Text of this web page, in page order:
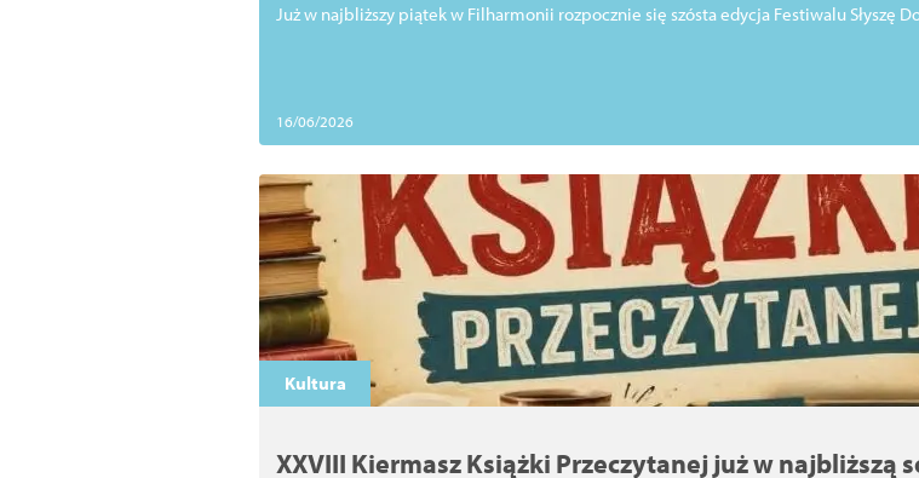
Już w najbliższy piątek w Filharmonii rozpocznie się szósta edycja Festiwalu Słyszę
16/06/2026
Kultura
XXVIII Kiermasz Książki Przeczytanej już w najbliższą